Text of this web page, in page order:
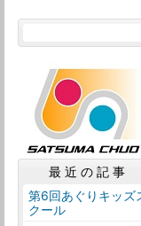
最近の記事
第6回あぐりキッズ
クール